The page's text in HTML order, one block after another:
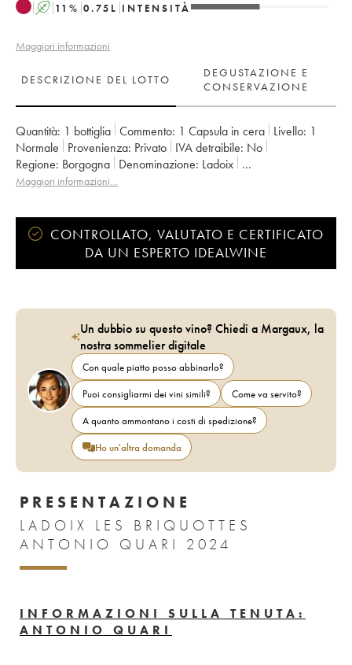
A 11 % 0.75 L INTENSITÀ
Maggiori informazioni
DESCRIZIONE DEL LOTTO
DEGUSTAZIONE E
CONSERVAZIONE
Quantità: 1 bottiglia Commento: 1 Capsula in cera Livello: 1
Normale
Provenienza: privato IVA detraibile:
no
Regione:
Borgogna Denominazione: Ladoix
Proprietario:
Antonio Quari
Maggiori informazioni…
CONTROLLATO, VALUTATO E CERTIFICATO
DA UN ESPERTO IDEALWINE
Un dubbio su questo vino? Chiedi a Margaux, la
nostra sommelier digitale
Con quale piatto posso abbinarlo?
Puoi consigliarmi dei vini simili?
Come va servito?
A quanto ammontano i costi di spedizione?
Ho un'altra domanda
PRESENTAZIONE
LADOIX LES BRIQUOTTES
ANTONIO QUARI 2024
INFORMAZIONI SULLA TENUTA:
ANTONIO QUARI